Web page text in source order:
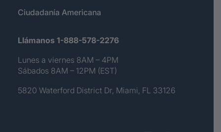
Ciudadanía Americana
Llámanos 1-888-578-2276
Lunes a viernes 8AM – 4PM
Sábados 8AM – 12PM (EST)
5820 Waterford District Dr, Miami, FL 33126